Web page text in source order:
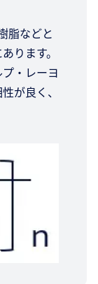
脂などと
ります。
・レーヨ
が良く、